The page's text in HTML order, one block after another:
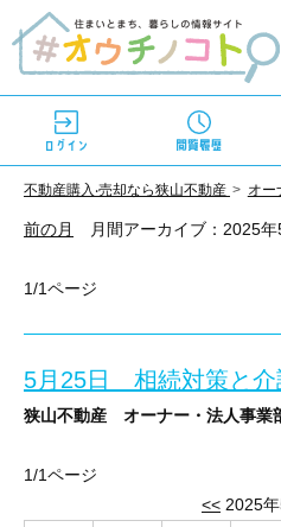
不動産購⼊‧売却なら狭⼭不動産 オ
<< 2025年
前の月 月間アーカイブ：2025
1/1ページ
5月25日 相続対策と介
狭山不動産 オーナー・法人事業
相続対策と介護保険の話
1/1ページ